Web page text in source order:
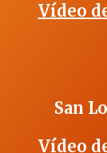
Vídeo
San
Vídeo